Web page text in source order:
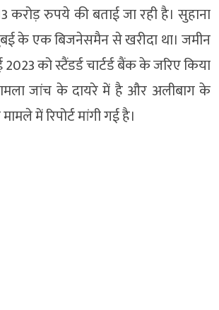
करोड़ रुपये की बताई जा रही है। सुहाना
के एक बिजनेसमैन से खरीदा था। जमीन
को स्टैंडर्ड चार्टर्ड बैंक के जरिए किया
जांच के दायरे में है और अलीबाग के
में रिपोर्ट मांगी गई है।